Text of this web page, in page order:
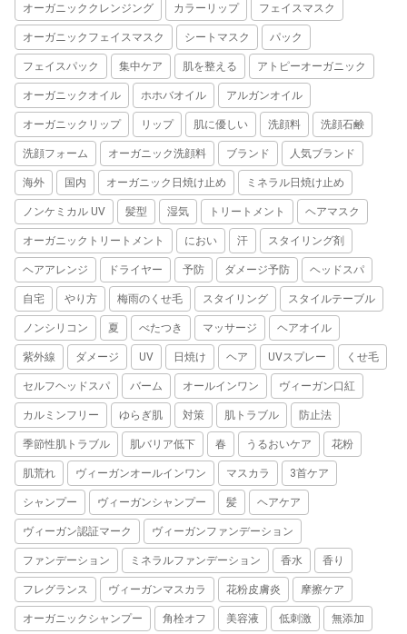
オーガニッククレンジング カラーリップ フェイスマスク
オーガニックフェイスマスク シートマスク パック
フェイスパック 集中ケア 肌を整える アトピーオーガニック
オーガニックオイル ホホバオイル アルガンオイル
オーガニックリップ リップ 肌に優しい 洗顔料 洗顔石鹸
洗顔フォーム オーガニック洗顔料 ブランド 人気ブランド
海外 国内 オーガニック日焼け止め ミネラル日焼け止め
ノンケミカル UV 髪型 湿気 トリートメント ヘアマスク
オーガニックトリートメント におい 汗 スタイリング剤
ヘアアレンジ ドライヤー 予防 ダメージ予防 ヘッドスパ
自宅 やり方 梅雨のくせ毛 スタイリング スタイルテーブル
ノンシリコン 夏 べたつき マッサージ ヘアオイル
紫外線 ダメージ UV 日焼け ヘア UVスプレー くせ毛
セルフヘッドスパ バーム オールインワン ヴィーガン口紅
カルミンフリー ゆらぎ肌 対策 肌トラブル 防止法
季節性肌トラブル 肌バリア低下 春 うるおいケア 花粉
肌荒れ ヴィーガンオールインワン マスカラ 3首ケア
シャンプー ヴィーガンシャンプー 髪 ヘアケア
ヴィーガン認証マーク ヴィーガンファンデーション
ファンデーション ミネラルファンデーション 香水 香り
フレグランス ヴィーガンマスカラ 花粉皮膚炎 摩擦ケア
オーガニックシャンプー 角栓オフ 美容液 低刺激 無添加